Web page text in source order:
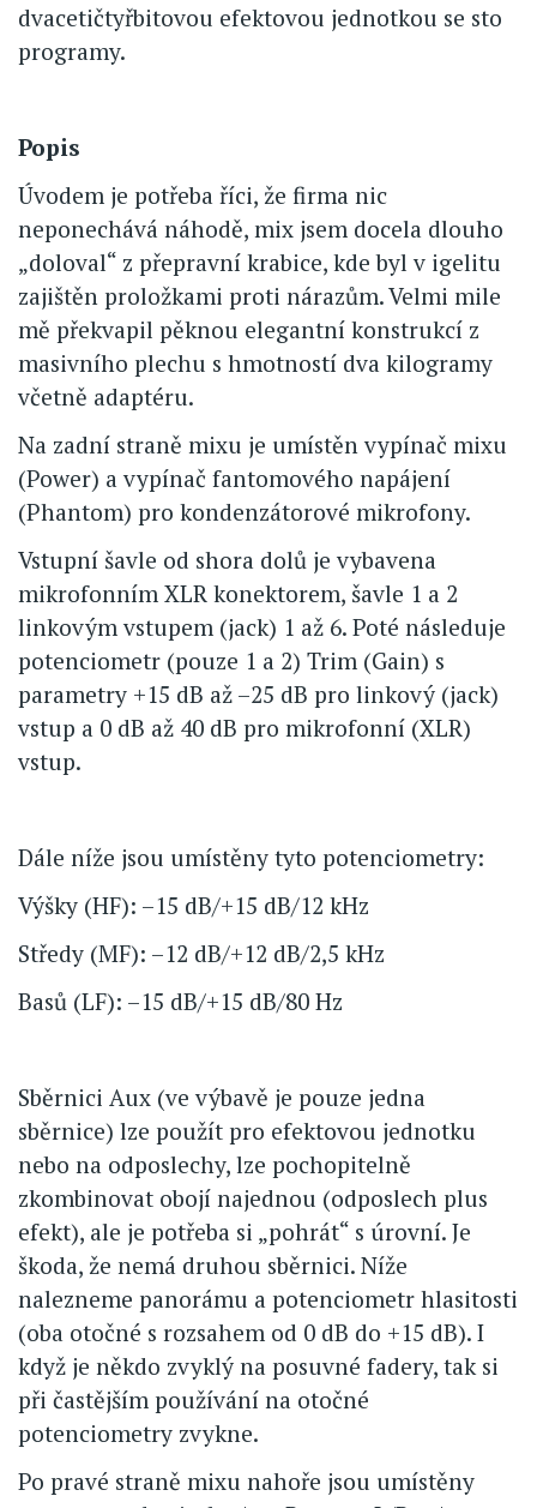
dvacetičtyřbitovou efektovou jednotkou se sto
programy.
Popis
Úvodem je potřeba říci, že firma nic
neponechává náhodě, mix jsem docela dlouho
„doloval“ z přepravní krabice, kde byl v igelitu
zajištěn proložkami proti nárazům. Velmi mile
mě překvapil pěknou elegantní konstrukcí z
masivního plechu s hmotností dva kilogramy
včetně adaptéru.
Na zadní straně mixu je umístěn vypínač mixu
(Power) a vypínač fantomového napájení
(Phantom) pro kondenzátorové mikrofony.
Vstupní šavle od shora dolů je vybavena
mikrofonním XLR konektorem, šavle 1 a 2
linkovým vstupem (jack) 1 až 6. Poté následuje
potenciometr (pouze 1 a 2) Trim (Gain) s
parametry +15 dB až –25 dB pro linkový (jack)
vstup a 0 dB až 40 dB pro mikrofonní (XLR)
vstup.
Dále níže jsou umístěny tyto potenciometry:
Výšky (HF): –15 dB/+15 dB/12 kHz
Středy (MF): –12 dB/+12 dB/2,5 kHz
Basů (LF): –15 dB/+15 dB/80 Hz
Sběrnici Aux (ve výbavě je pouze jedna
sběrnice) lze použít pro efektovou jednotku
nebo na odposlechy, lze pochopitelně
zkombinovat obojí najednou (odposlech plus
efekt), ale je potřeba si „pohrát“ s úrovní. Je
škoda, že nemá druhou sběrnici. Níže
nalezneme panorámu a potenciometr hlasitosti
(oba otočné s rozsahem od 0 dB do +15 dB). I
když je někdo zvyklý na posuvné fadery, tak si
při častějším používání na otočné
potenciometry zvykne.
Po pravé straně mixu nahoře jsou umístěny